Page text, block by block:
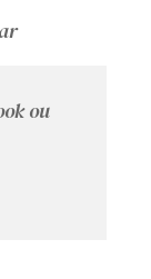
ou